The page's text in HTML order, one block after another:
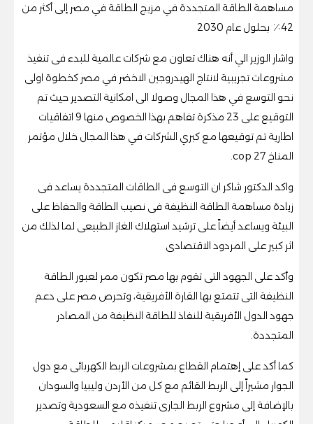
مساهمة الطاقة المتجددة في مزيج الطاقة في مصر إلى أكثر من
42٪ بحلول عام 2030
واشار الوزير الي أنه هناك تعاون مع شركات عالمية للبدء فى تنفيذ
مشروعات تجريبية لانتاج الهيدروجين الاخضر في مصر كخطوة اولى
نحو التوسع في هذا المجال وصولا الى امكانية التصدير حيث تم
التوقيع على 23 مذكرة تفاهم بهذا الخصوص منها 9 اتفاقيات
اطارية تم توقيعها مع كبري الشركات في هذا المجال خلال مؤتمر
المناخ cop 27.
واكد الدكتور شاكر ان التوسع فى الطاقات المتجددة يساعد فى
زيادة مساهمة الطاقة النظيفة فى نصيب الطاقة والحفاظ على
البيئة ويساعد أيضاً على ترشيد استهلاك الغاز الطبيعى لما لذلك من
اثر كبير على المردود الاقتصادى
وأكد على الجهود التى تقوم بها مصر تكون ممر لعبور الطاقة
النظيفة التى تتمتع بها القارة الأفريقية، وتحرص مصر على دعم
جهود الدول الأفريقية للنفاذ للطاقة النظيفة من المصادر
المتجددة.
كما أكد على إهتمام القطاع بمشروعات الربط الكهربائى مع دول
الجوار مشيراً إلى الربط القائم مع كل من الأردن وليبيا والسودان
بالإضافة إلى مشروع الربط الجارى تنفيذه مع السعودية وتصدير